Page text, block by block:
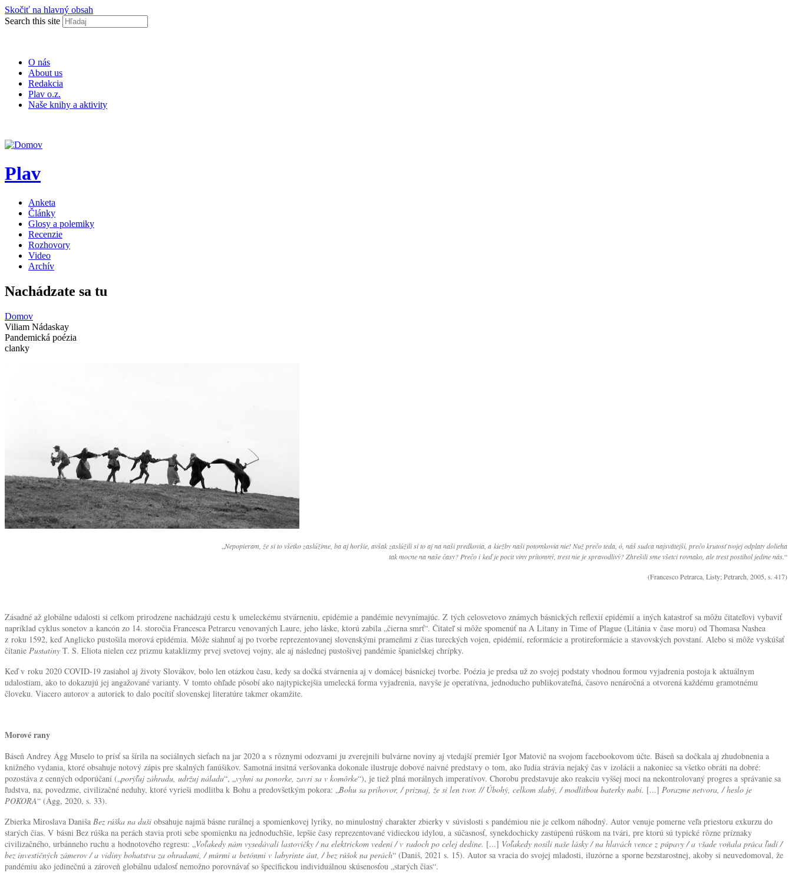
Skočiť na hlavný obsah
Search this site
O nás
About us
Redakcia
Plav o.z.
Naše knihy a aktivity
Plav
Anketa
Články
Glosy a polemiky
Recenzie
Rozhovory
Video
Archív
Nachádzate sa tu
Domov
Viliam Nádaskay
Pandemická poézia
clanky
Nepopieram, že si to všetko zaslúžime, ba aj horšie, avšak zaslúžili si to aj na naši predkovia, a kiežby naši potomkovia nie! Nuž prečo teda, ó, náš sudca najsvätejší, prečo krutosť tvojej odplaty dolieha
tak mocne na naše časy? Prečo i keď je pocit viny prítomný, trest nie je spravodlivý? Zhrešili sme všetci rovnako, ale trest postihol jedine nás.“
(Francesco Petrarca, Listy; Petrarch, 2005, s. 417)
Zásadné až globálne udalosti si celkom prirodzene nachádzajú cestu k umeleckému stvárneniu, epidémie a pandémie nevynímajúc. Z tých celosvetovo známych básnických reflexií epidémií a iných katastrof sa môžu čitateľovi vybaviť
napríklad cyklus sonetov a kancón zo 14. storočia Francesca Petrarcu venovaných Laure, jeho láske, ktorú zabila „čierna smrť“. Čitateľ si môže spomenúť na A Litany in Time of Plague (Litánia v čase moru) od Thomasa Nashea
z roku 1592, keď Anglicko pustošila morová epidémia. Môže siahnuť aj po tvorbe reprezentovanej slovenskými prameňmi z čias tureckých vojen, epidémií, reformácie a protireformácie a stavovských povstaní. Alebo si môže vyskúšať
čítanie Pustatiny T. S. Eliota nielen cez prizmu kataklizmy prvej svetovej vojny, ale aj následnej pustošivej pandémie španielskej chrípky.
Keď v roku 2020 COVID-19 zasiahol aj životy Slovákov, bolo len otázkou času, kedy sa dočká stvárnenia aj v domácej básnickej tvorbe. Poézia je predsa už zo svojej podstaty vhodnou formou vyjadrenia postoja k aktuálnym
udalostiam, ako to dokazujú jej angažované varianty. V tomto ohľade pôsobí ako najtypickejšia umelecká forma vyjadrenia, navyše je operatívna, jednoducho publikovateľná, časovo nenáročná a otvorená každému gramotnému
človeku. Viacero autorov a autoriek to dalo pocítiť slovenskej literatúre takmer okamžite.
Morové rany
Báseň Andrey Ágg Muselo to prísť sa šírila na sociálnych sieťach na jar 2020 a s rôznymi odozvami ju zverejnili bulvárne noviny aj vtedajší premiér Igor Matovič na svojom facebookovom účte. Báseň sa dočkala aj zhudobnenia a
knižného vydania, ktoré obsahuje notový zápis pre skalných fanúšikov. Samotná insitná veršovanka dokonale ilustruje dobové naivné predstavy o tom, ako ľudia strávia nejaký čas v izolácii a nakoniec sa všetko obráti na dobré:
pozostáva z cenných odporúčaní („porýľuj záhradu, udržuj náladu“, „vyhni sa ponorke, zavri sa v komôrke“), je tiež plná morálnych imperatívov. Chorobu predstavuje ako reakciu vyššej moci na nekontrolovaný progres a správanie sa
ľudstva, na, povedzme, civilizačné neduhy, ktoré vyrieši modlitba k Bohu a predovšetkým pokora: „Bohu sa prihovor, / priznaj, že si len tvor. // Úbohý, celkom slabý, / modlitbou baterky nabi. [...] Porazme netvora, / heslo je
POKORA“ (Ágg, 2020, s. 33).
Zbierka Miroslava Daniša Bez rúška na duši obsahuje najmä básne rurálnej a spomienkovej lyriky, no minulostný charakter zbierky v súvislosti s pandémiou nie je celkom náhodný. Autor venuje pomerne veľa priestoru exkurzu do
starých čias. V básni Bez rúška na perách stavia proti sebe spomienku na jednoduchšie, lepšie časy reprezentované vidieckou idylou, a súčasnosť, synekdochicky zastúpenú rúškom na tvári, pre ktorú sú typické rôzne príznaky
civilizačného, urbánneho ruchu a hodnotového regresu: „Voľakedy nám vysedávali lastovičky / na elektrickom vedení / v radoch po celej dedine. [...] Voľakedy nosili naše lásky / na hlavách vence z púpavy / a všade voňala práca ľudí /
bez investičných zámerov / a vidiny bohatstva za ohradami, / múrmi a betónmi v labyrinte áut, / bez rúšok na perách“ (Daniš, 2021 s. 15). Autor sa vracia do svojej mladosti, iluzórne a sporne bezstarostnej, akoby si neuvedomoval, že
pandémiu ako jedinečnú a zároveň globálnu udalosť nemožno porovnávať so špecifickou individuálnou skúsenosťou „starých čias“.